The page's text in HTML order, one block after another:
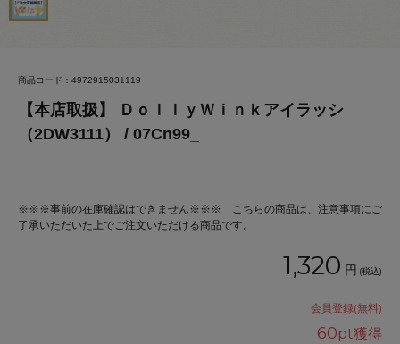
商品コード：4972915031119
【本店取扱】 ＤｏｌｌｙＷｉｎｋアイラッシ
（2DW3111） / 07Cn99_
※※※事前の在庫確認はできません※※※ こちらの商品は、注意事項にご
了承いただいた上でご注文いただける商品です。
1,320 円 (税込)
会員登録(無料)
60pt獲得